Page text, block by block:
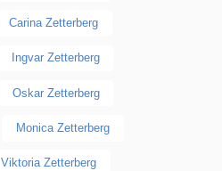
Carina Zetterberg
Ingvar Zetterberg
Oskar Zetterberg
Monica Zetterberg
Viktoria Zetterberg